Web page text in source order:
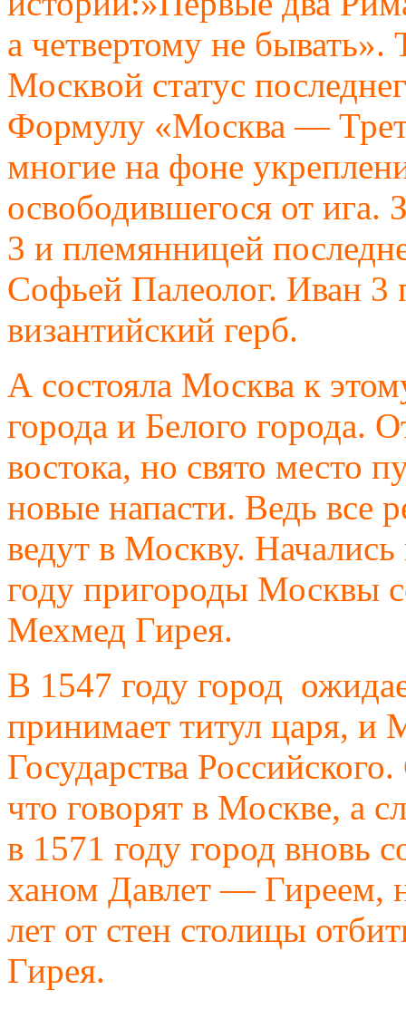
а четвертому не
Москвой статус
Формулу «Москва —
многие на фоне
освободившегося от ига.
3 и племянницей
Софьей Палеолог. Иван 3
византийский герб.
А состояла Москва к
города и Белого города.
востока, но свято место
новые напасти. Ведь все
ведут в Москву.
году пригороды Москвы
Мехмед Гирея.
В 1547 году город
принимает титул царя, и
Государства
что говорят в Москве, а
в 1571 году город вновь
ханом Давлет — Гиреем,
лет от стен столицы
Гирея.